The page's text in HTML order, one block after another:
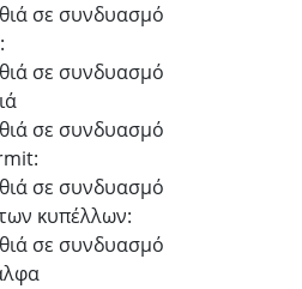
σε συνδυασμό
σε συνδυασμό
σε συνδυασμό
σε συνδυασμό
κυπέλλων:
σε συνδυασμό